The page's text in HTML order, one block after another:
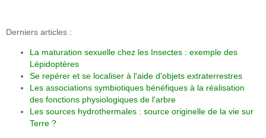
Derniers articles :
La maturation sexuelle chez les Insectes : exemple des
Lépidoptères
Se repérer et se localiser à l'aide d'objets extraterrestres
Les associations symbiotiques bénéfiques à la réalisation
des fonctions physiologiques de l'arbre
Les sources hydrothermales : source originelle de la vie sur
Terre ?